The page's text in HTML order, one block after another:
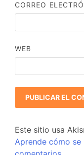
CORREO
WEB
Este sitio usa
Aprende cómo